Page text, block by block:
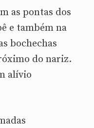
as pontas dos
e também na
bochechas
do nariz.
alívio